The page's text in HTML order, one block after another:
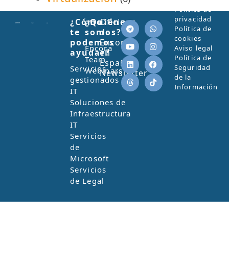
¿Cómo
te
podemos
ayudar?
Servicios
gestionados
IT
Soluciones de
Infraestructura
IT
Servicios
de
Microsoft
Servicios
de Legal
¿Quiénes
somos?
Encora
Team
Webinars
Oficinas
de
Encora
en
España
Newsletter
Política de
privacidad
Política de
cookies
Aviso legal
Política de
Seguridad
de la
Información